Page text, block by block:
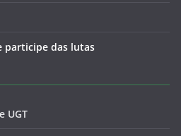
participe das lutas
UGT